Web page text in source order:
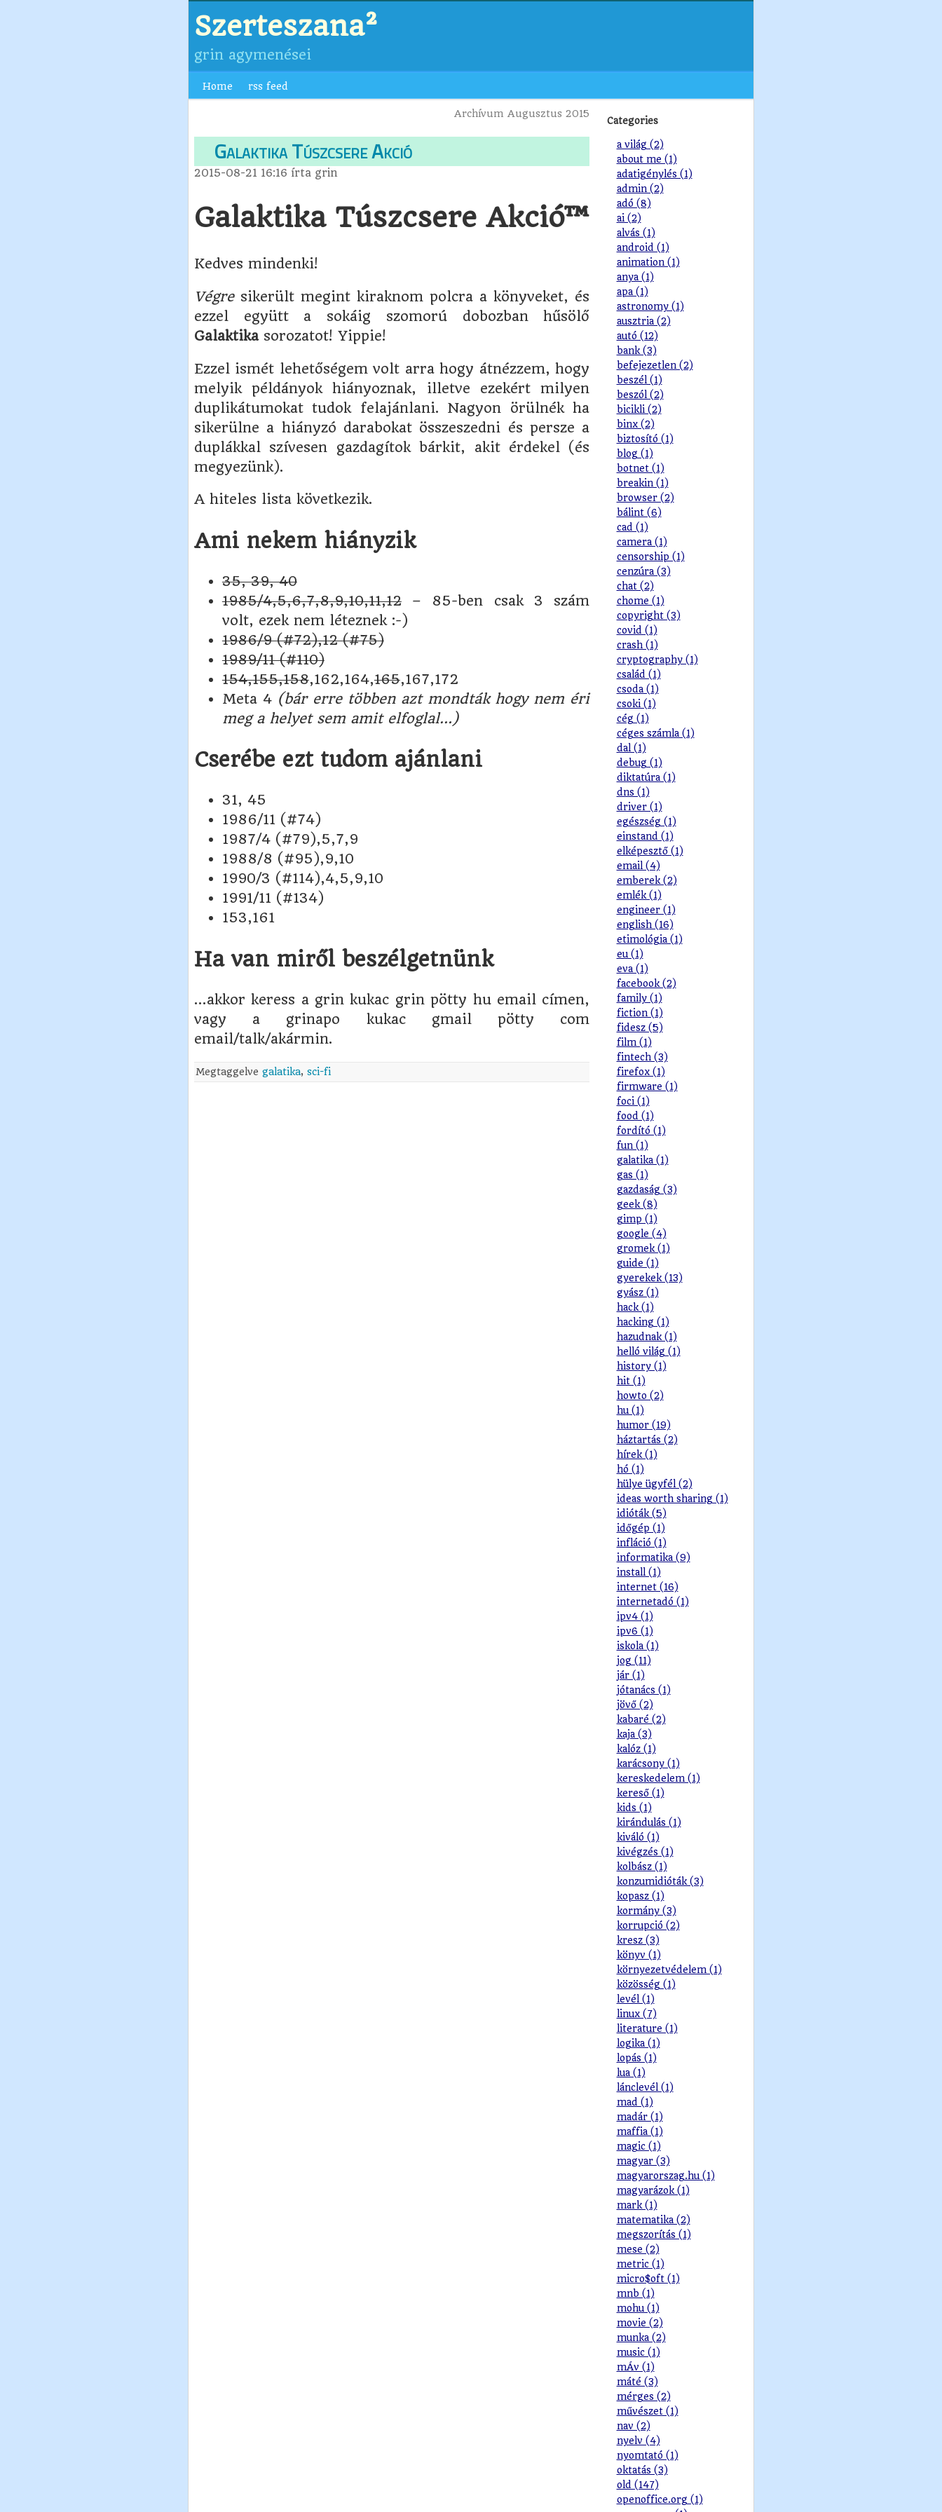
Szerteszana²
grin agymenései
Home rss feed
Archívum Augusztus 2015
Galaktika Túszcsere Akció
2015-08-21 16:16 írta grin
Galaktika Túszcsere Akció™
Kedves mindenki!
Végresikerült megint kiraknom polcra a könyveket, és
ezzel együtt a sokáig szomorú dobozban hűsölő
Galaktikasorozatot! Yippie!
Ezzel ismét lehetőségem volt arra hogy átnézzem, hogy
melyik példányok hiányoznak, illetve ezekért milyen
duplikátumokat tudok felajánlani. Nagyon örülnék ha
sikerülne a hiányzó darabokat összeszedni és persze a
duplákkal szívesen gazdagítok bárkit, akit érdekel (és
megyezünk).
A hiteles lista következik.
Ami nekem hiányzik
35, 39, 40
1985/4,5,6,7,8,9,10,11,12– 85-ben csak 3 szám
volt, ezek nem léteznek :-)
1986/9 (#72),12 (#75)
1989/11 (#110)
154,155,158,162,164,165,167,172
Meta 4 (bár erre többen azt mondták hogy nem éri
meg a helyet sem amit elfoglal…)
Cserébe ezt tudom ajánlani
31, 45
1986/11 (#74)
1987/4 (#79),5,7,9
1988/8 (#95),9,10
1990/3 (#114),4,5,9,10
1991/11 (#134)
153,161
Ha van miről beszélgetnünk
…akkor keress a grin kukac grin pötty hu email címen,
vagy a grinapo kukac gmail pötty com
email/talk/akármin.
Megtaggelve galatika, sci-fi
Categories
a világ (2)
about me (1)
adatigénylés (1)
admin (2)
adó (8)
ai (2)
alvás (1)
android (1)
animation (1)
anya (1)
apa (1)
astronomy (1)
ausztria (2)
autó (12)
bank (3)
befejezetlen (2)
beszél (1)
beszól (2)
bicikli (2)
binx (2)
biztosító (1)
blog (1)
botnet (1)
breakin (1)
browser (2)
bálint (6)
cad (1)
camera (1)
censorship (1)
cenzúra (3)
chat (2)
chome (1)
copyright (3)
covid (1)
crash (1)
cryptography (1)
család (1)
csoda (1)
csoki (1)
cég (1)
céges számla (1)
dal (1)
debug (1)
diktatúra (1)
dns (1)
driver (1)
egészség (1)
einstand (1)
elképesztő (1)
email (4)
emberek (2)
emlék (1)
engineer (1)
english (16)
etimológia (1)
eu (1)
eva (1)
facebook (2)
family (1)
fiction (1)
fidesz (5)
film (1)
fintech (3)
firefox (1)
firmware (1)
foci (1)
food (1)
fordító (1)
fun (1)
galatika (1)
gas (1)
gazdaság (3)
geek (8)
gimp (1)
google (4)
gromek (1)
guide (1)
gyerekek (13)
gyász (1)
hack (1)
hacking (1)
hazudnak (1)
helló világ (1)
history (1)
hit (1)
howto (2)
hu (1)
humor (19)
háztartás (2)
hírek (1)
hó (1)
hülye ügyfél (2)
ideas worth sharing (1)
idióták (5)
időgép (1)
infláció (1)
informatika (9)
install (1)
internet (16)
internetadó (1)
ipv4 (1)
ipv6 (1)
iskola (1)
jog (11)
jár (1)
jótanács (1)
jövő (2)
kabaré (2)
kaja (3)
kalóz (1)
karácsony (1)
kereskedelem (1)
kereső (1)
kids (1)
kirándulás (1)
kiváló (1)
kivégzés (1)
kolbász (1)
konzumidióták (3)
kopasz (1)
kormány (3)
korrupció (2)
kresz (3)
könyv (1)
környezetvédelem (1)
közösség (1)
levél (1)
linux (7)
literature (1)
logika (1)
lopás (1)
lua (1)
lánclevél (1)
mad (1)
madár (1)
maffia (1)
magic (1)
magyar (3)
magyarorszag.hu (1)
magyarázok (1)
mark (1)
matematika (2)
megszorítás (1)
mese (2)
metric (1)
micro$oft (1)
mnb (1)
mohu (1)
movie (2)
munka (2)
music (1)
mÁv (1)
máté (3)
mérges (2)
művészet (1)
nav (2)
nyelv (4)
nyomtató (1)
oktatás (3)
old (147)
openoffice.org (1)